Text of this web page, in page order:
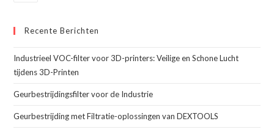
Recente Berichten
Industrieel VOC-filter voor 3D-printers: Veilige en Schone Lucht
tijdens 3D-Printen
Geurbestrijdingsfilter voor de Industrie
Geurbestrijding met Filtratie-oplossingen van DEXTOOLS